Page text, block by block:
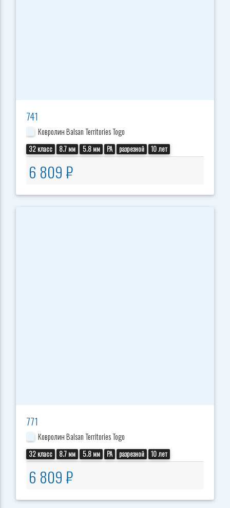
741
Ковролин Balsan Territories Togo
32 класс 8.7 мм 5.8 мм PA разрезной 10 лет
6 809 ₽
771
Ковролин Balsan Territories Togo
32 класс 8.7 мм 5.8 мм PA разрезной 10 лет
6 809 ₽